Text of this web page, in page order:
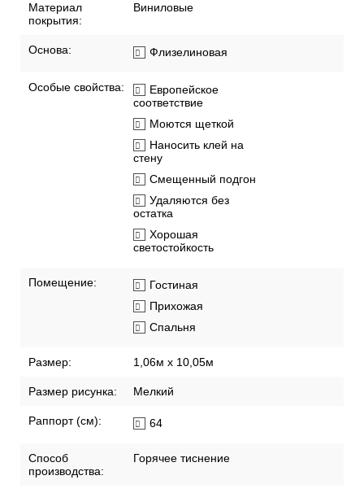
Материал
покрытия:
Виниловые
Основа: Флизелиновая
Особые свойства:
Европейское
соответствие
Моются щеткой
Наносить клей на
стену
Смещенный подгон
Удаляются без
остатка
Хорошая
светостойкость
Помещение:
Гостиная
Прихожая
Спальня
Размер: 1,06м х 10,05м
Размер рисунка: Мелкий
Раппорт (см): 64
Способ
производства:
Горячее тиснение